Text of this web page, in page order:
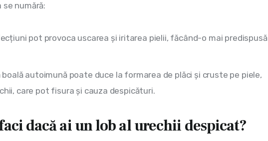
numără:
pot provoca uscarea și iritarea pielii, făcând-o mai predispusă
autoimună poate duce la formarea de plăci și cruste pe piele,
care pot fisura și cauza despicături.
dacă ai un lob al urechii despicat?